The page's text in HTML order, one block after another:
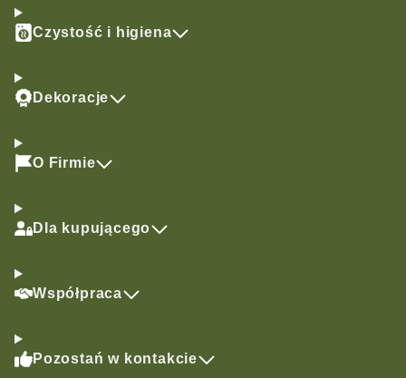
Czystość i higiena
Dekoracje
O Firmie
Dla kupującego
Współpraca
Pozostań w kontakcie